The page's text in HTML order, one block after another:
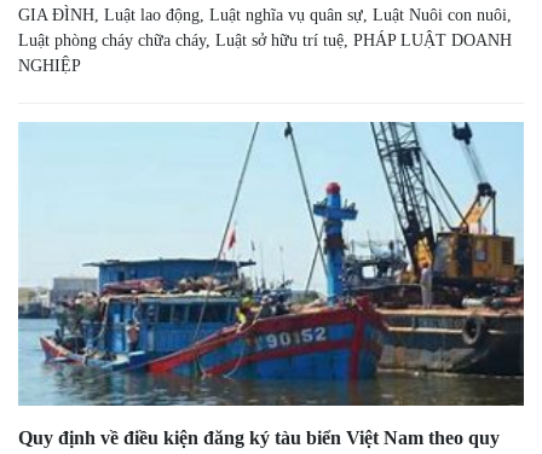
GIA ĐÌNH Luật lao động Luật nghĩa vụ quân sự Luật Nuôi con nuôi
Luật phòng cháy chữa cháy, Luật sở hữu trí tuệ PHÁP LUẬT DOANH
NGHIỆP
Quy định về điều kiện đăng ký tàu biển Việt Nam theo quy